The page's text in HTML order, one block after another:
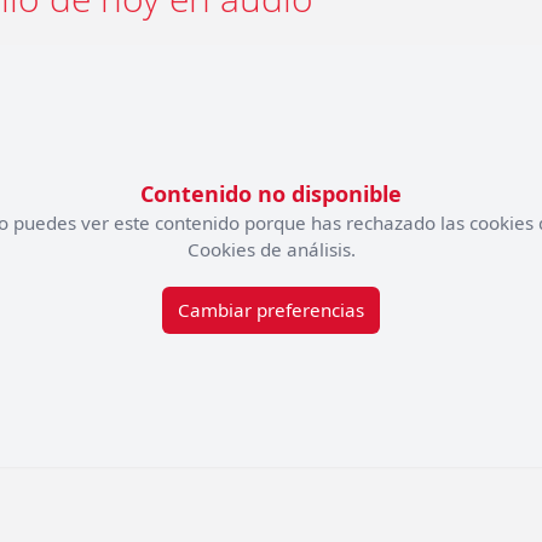
Contenido no disponible
puedes ver este contenido porque has rechazado las cookies
Cookies de análisis.
Cambiar preferencias